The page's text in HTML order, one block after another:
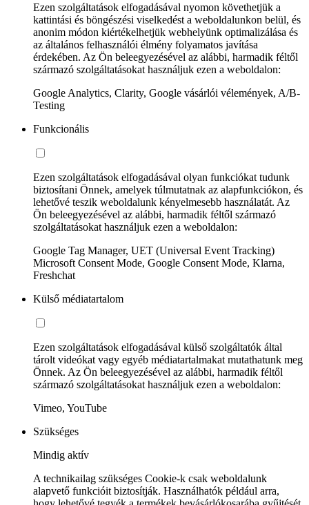
Ezen szolgáltatások elfogadásával nyomon követhetjük a
kattintási és böngészési viselkedést a weboldalunkon belül, és
anonim módon kiértékelhetjük webhelyünk optimalizálása és
az általános felhasználói élmény folyamatos javítása
érdekében. Az Ön beleegyezésével az alábbi, harmadik féltől
származó szolgáltatásokat használjuk ezen a weboldalon:
Google Analytics, Clarity, Google vásárlói vélemények, A/B-
Testing
Funkcionális
Ezen szolgáltatások elfogadásával olyan funkciókat tudunk
biztosítani Önnek, amelyek túlmutatnak az alapfunkciókon, és
lehetővé teszik weboldalunk kényelmesebb használatát. Az
Ön beleegyezésével az alábbi, harmadik féltől származó
szolgáltatásokat használjuk ezen a weboldalon:
Google Tag Manager, UET (Universal Event Tracking)
Microsoft Consent Mode, Google Consent Mode, Klarna,
Freshchat
Külső médiatartalom
Ezen szolgáltatások elfogadásával külső szolgáltatók által
tárolt videókat vagy egyéb médiatartalmakat mutathatunk meg
Önnek. Az Ön beleegyezésével az alábbi, harmadik féltől
származó szolgáltatásokat használjuk ezen a weboldalon:
Vimeo, YouTube
Szükséges
Mindig aktív
A technikailag szükséges Cookie-k csak weboldalunk
alapvető funkcióit biztosítják. Használhatók például arra,